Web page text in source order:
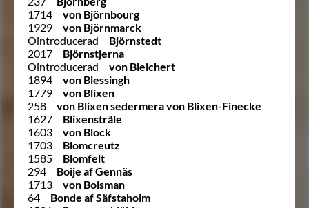
1714
von Björnbourg
1929
von Björnmarck
Ointroducerad
Björnstedt
2017
Björnstjerna
Ointroducerad
von Bleichert
1894
von Blessingh
1779
von Blixen
258
von Blixen sedermera von Blixen-Finecke
1627
Blixenstråle
1603
von Block
1703
Blomcreutz
1585
Blomfelt
294
Boije af Gennäs
1713
von Boisman
64
Bonde af Säfstaholm